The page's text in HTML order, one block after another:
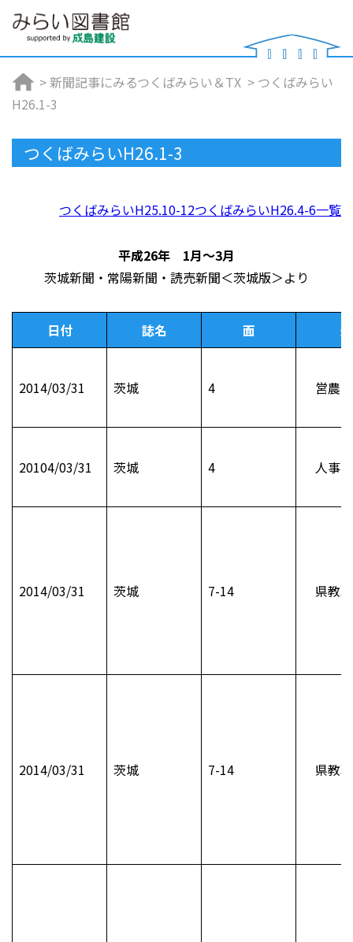
> 新聞記事にみるつくばみらい＆TX > つくばみらい
H26.1-3
つくばみらいH26.1-3
つくばみらいH25.10-12つくばみらいH26.4-6一覧
平成26年 1月～3月
茨城新聞・常陽新聞・読売新聞＜茨城版＞より
日付 誌名 面
2014/03/31 茨城 4 営農
20104/03/31 茨城 4 人事
2014/03/31 茨城 7-14 県教
2014/03/31 茨城 7-14 県教